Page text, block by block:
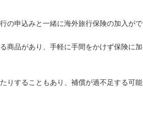
の申込みと一緒に海外旅行保険の加入がで
商品があり、手軽に手間をかけず保険に加
りすることもあり、補償が過不足する可能